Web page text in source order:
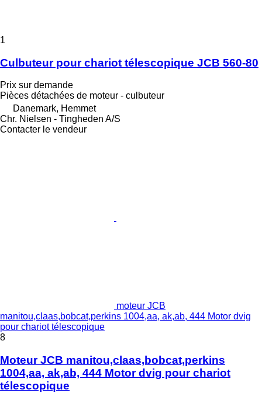
1
Culbuteur pour chariot télescopique JCB 560-80
Prix sur demande
Pièces détachées de moteur - culbuteur
Danemark, Hemmet
Chr. Nielsen - Tingheden A/S
Contacter le vendeur
moteur JCB
manitou,claas,bobcat,perkins 1004,aa, ak,ab, 444 Motor dvig
pour chariot télescopique
8
Moteur JCB manitou,claas,bobcat,perkins
1004,aa, ak,ab, 444 Motor dvig pour chariot
télescopique